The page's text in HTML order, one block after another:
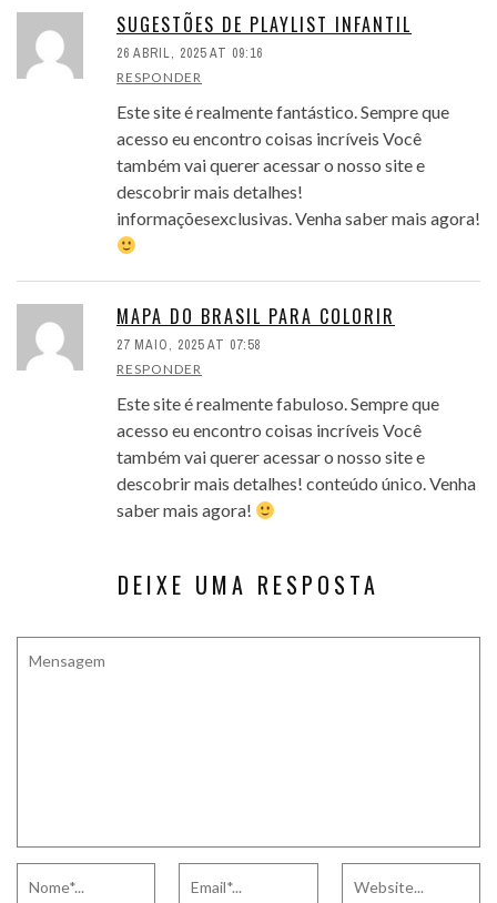
SUGESTÕES DE PLAYLIST INFANTIL
26 ABRIL, 2025 AT 09:16
RESPONDER
Este site é realmente fantástico. Sempre que
acesso eu encontro coisas incríveis Você
também vai querer acessar o nosso site e
descobrir mais detalhes!
informaçõesexclusivas. Venha saber mais agora!
MAPA DO BRASIL PARA COLORIR
27 MAIO, 2025 AT 07:58
RESPONDER
Este site é realmente fabuloso. Sempre que
acesso eu encontro coisas incríveis Você
também vai querer acessar o nosso site e
descobrir mais detalhes! conteúdo único. Venha
saber mais agora!
DEIXE UMA RESPOSTA